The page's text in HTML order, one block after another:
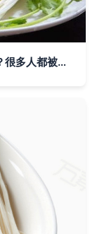
金针菇抗癌，但和它一起吃，可能会致癌？很多人都被误导了